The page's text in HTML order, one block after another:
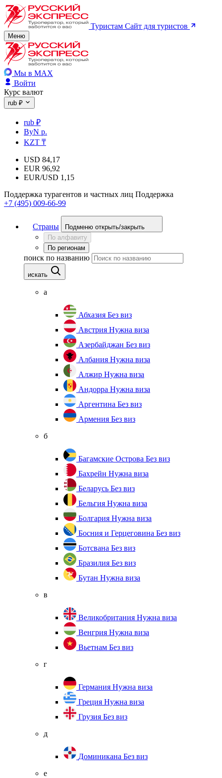
Туристам Сайт для туристов
Меню
Мы в MAX
Войти
Курс валют
rub ₽
rub ₽
ByN р.
KZT ₸
USD 84,17
EUR 96,92
EUR/USD 1,15
Поддержка турагентов и частных лиц Поддержка
+7 (495) 009-66-99
Страны
Подменю открыть/закрыть
По алфавиту
По регионам
поиск по названию
искать
а
Абхазия Без виз
Австрия Нужна виза
Азербайджан Без виз
Албания Нужна виза
Алжир Нужна виза
Андорра Нужна виза
Аргентина Без виз
Армения Без виз
б
Багамские Острова Без виз
Бахрейн Нужна виза
Беларусь Без виз
Бельгия Нужна виза
Болгария Нужна виза
Босния и Герцеговина Без виз
Ботсвана Без виз
Бразилия Без виз
Бутан Нужна виза
в
Великобритания Нужна виза
Венгрия Нужна виза
Вьетнам Без виз
г
Германия Нужна виза
Греция Нужна виза
Грузия Без виз
д
Доминикана Без виз
е